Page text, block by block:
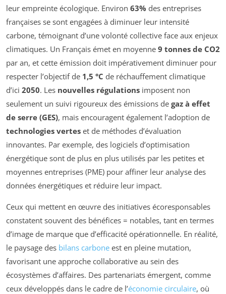
leur empreinte écologique. Environ 63% des entreprises
françaises se sont engagées à diminuer leur intensité
carbone, témoignant d’une volonté collective face aux enjeux
climatiques. Un Français émet en moyenne 9 tonnes de CO2
par an, et cette émission doit impérativement diminuer pour
respecter l’objectif de 1,5 °C de réchauffement climatique
d’ici 2050. Les nouvelles régulations imposent non
seulement un suivi rigoureux des émissions de gaz à effet
de serre (GES), mais encouragent également l’adoption de
technologies vertes et de méthodes d’évaluation
innovantes. Par exemple, des logiciels d’optimisation
énergétique sont de plus en plus utilisés par les petites et
moyennes entreprises (PME) pour affiner leur analyse des
données énergétiques et réduire leur impact.
Ceux qui mettent en œuvre des initiatives écoresponsables
constatent souvent des bénéfices = notables, tant en termes
d’image de marque que d’efficacité opérationnelle. En réalité,
le paysage des bilans carbone est en pleine mutation,
favorisant une approche collaborative au sein des
écosystèmes d’affaires. Des partenariats émergent, comme
ceux développés dans le cadre de l’économie circulaire, où